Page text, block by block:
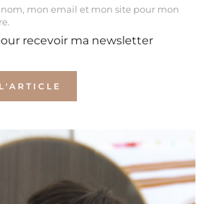
mon email et mon site pour mon
recevoir ma newsletter